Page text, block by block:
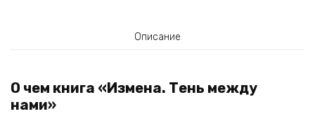
Описание
О чем книга «Измена. Тень между
нами»